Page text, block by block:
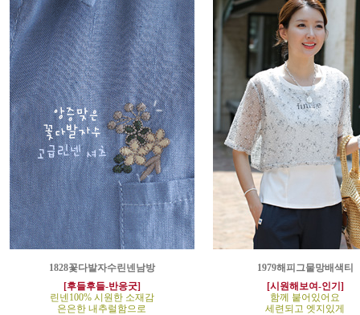
1828꽃다발자수린넨남방
[후들후들-반응굿]
린넨100% 시원한 소재감
은은한 내추럴함으로
1979해피그물망배색티
[시원해보여-인기]
함께 붙어있어요
세련되고 엣지있게